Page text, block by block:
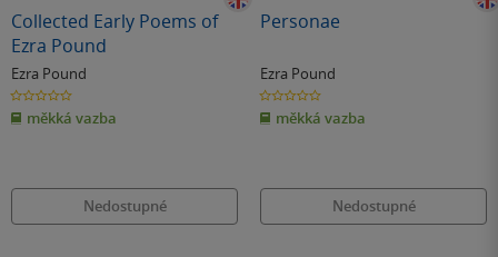
Collected Early Poems of
Ezra Pound
Ezra Pound
0.0
z
5
hvězdiček
měkká vazba
Nedostupné
Personae
Ezra Pound
0.0
z
5
hvězdiček
měkká vazba
Nedostupné